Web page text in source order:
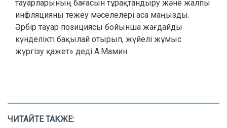
тауарларының бағасын тұрақтандыру және жалпы
инфляцияны тежеу мәселелері аса маңызды.
Әрбір тауар позициясы бойынша жағдайды
күнделікті бақылай отырып, жүйелі жұмыс
жүргізу қажет» деді А.Мамин.
.
ЧИТАЙТЕ ТАКЖЕ: